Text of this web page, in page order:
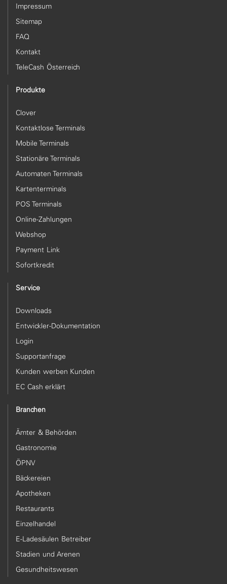
Impressum
Sitemap
FAQ
Kontakt
TeleCash Österreich
Produkte
Clover
Kontaktlose Terminals
Mobile Terminals
Stationäre Terminals
Automaten Terminals
Kartenterminals
POS Terminals
Online-Zahlungen
Webshop
Payment Link
Sofortkredit
Service
Downloads
Entwickler-Dokumentation
Login
Supportanfrage
Kunden werben Kunden
EC Cash erklärt
Branchen
Ämter & Behörden
Gastronomie
ÖPNV
Bäckereien
Apotheken
Restaurants
Einzelhandel
E-Ladesäulen Betreiber
Stadien und Arenen
Gesundheitswesen